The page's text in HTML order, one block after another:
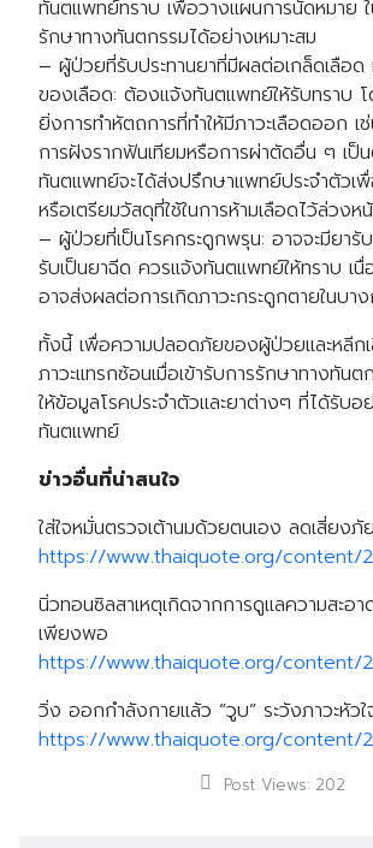
ทันตแพทย์ทราบ เพื่อวางแผนการนัดหมาย ใ
รักษาทางทันตกรรมได้อย่างเหมาะสม
– ผู้ป่วยที่รับประทานยาที่มีผลต่อเกล็ดเลือ
ของเลือด: ต้องแจ้งทันตแพทย์ให้รับทราบ โ
ยิ่งการทำหัตถการที่ทำให้มีภาวะเลือดออก
การฝังรากฟันเทียมหรือการผ่าตัดอื่น ๆ เป็
ทันตแพทย์จะได้ส่งปรึกษาแพทย์ประจำตัวเ
หรือเตรียมวัสดุที่ใช้ในการห้ามเลือดไว้ล่วงห
– ผู้ป่วยที่เป็นโรคกระดูกพรุน: อาจจะมียารั
รับเป็นยาฉีด ควรแจ้งทันตแพทย์ให้ทราบ เ
อาจส่งผลต่อการเกิดภาวะกระดูกตายในบ
ทั้งนี้ เพื่อความปลอดภัยของผู้ป่วยและหลีก
ภาวะแทรกซ้อนเมื่อเข้ารับการรักษาทางทัน
ให้ข้อมูลโรคประจำตัวและยาต่างๆ ที่ได้รับอ
ทันตแพทย์
ข่าวอื่นที่น่าสนใจ
ใส่ใจหมั่นตรวจเต้านมด้วยตนเอง ลดเสี่ยงภัย
https://www.thaiquote.org/content/
นิ่วทอนซิลสาเหตุเกิดจากการดูแลความสะอ
เพียงพอ
https://www.thaiquote.org/content/
วิ่ง ออกกำลังกายแล้ว “วูบ” ระวังภาวะหัว
https://www.thaiquote.org/content/
Post Views: 202